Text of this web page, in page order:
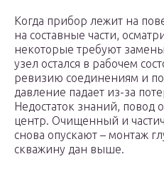
Когда прибор лежит на
на составные части,
некоторые требуют
узел остался в рабочем
ревизию соединениям и
давление падает из-за
Недостаток знаний, повод
центр. Очищенный и
снова опускают – монтаж
скважину дан выше.